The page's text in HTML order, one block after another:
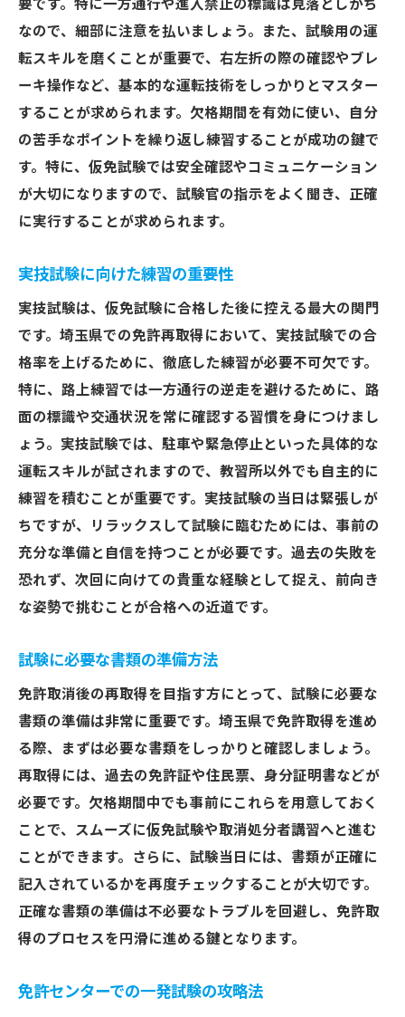
要です。特に一方通行や進入禁止の標識は見落としがち
なので、細部に注意を払いましょう。また、試験用の運
転スキルを磨くことが重要で、右左折の際の確認やブレ
ーキ操作など、基本的な運転技術をしっかりとマスター
することが求められます。欠格期間を有効に使い、自分
の苦手なポイントを繰り返し練習することが成功の鍵で
す。特に、仮免試験では安全確認やコミュニケーション
が大切になりますので、試験官の指示をよく聞き、正確
に実行することが求められます。
実技試験に向けた練習の重要性
実技試験は、仮免試験に合格した後に控える最大の関門
です。埼玉県での免許再取得において、実技試験での合
格率を上げるために、徹底した練習が必要不可欠です。
特に、路上練習では一方通行の逆走を避けるために、路
面の標識や交通状況を常に確認する習慣を身につけまし
ょう。実技試験では、駐車や緊急停止といった具体的な
運転スキルが試されますので、教習所以外でも自主的に
練習を積むことが重要です。実技試験の当日は緊張しが
ちですが、リラックスして試験に臨むためには、事前の
充分な準備と自信を持つことが必要です。過去の失敗を
恐れず、次回に向けての貴重な経験として捉え、前向き
な姿勢で挑むことが合格への近道です。
試験に必要な書類の準備方法
免許取消後の再取得を目指す方にとって、試験に必要な
書類の準備は非常に重要です。埼玉県で免許取得を進め
る際、まずは必要な書類をしっかりと確認しましょう。
再取得には、過去の免許証や住民票、身分証明書などが
必要です。欠格期間中でも事前にこれらを用意しておく
ことで、スムーズに仮免試験や取消処分者講習へと進む
ことができます。さらに、試験当日には、書類が正確に
記入されているかを再度チェックすることが大切です。
正確な書類の準備は不必要なトラブルを回避し、免許取
得のプロセスを円滑に進める鍵となります。
免許センターでの一発試験の攻略法